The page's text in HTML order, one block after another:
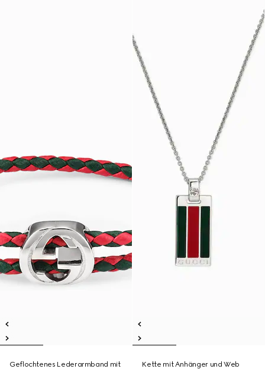
Geflochtenes Lederarmband mit
Kette mit Anhänger und Web